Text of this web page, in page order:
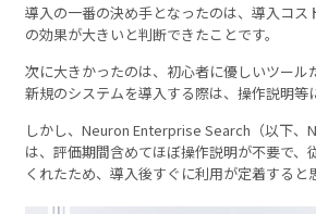
導入の一番の決め手となったのは、導入コス
の効果が大きいと判断できたことです。
次に大きかったのは、初心者に優しいツール
新規のシステムを導入する際は、操作説明等
しかし、Neuron Enterprise Search（以下、
は、評価期間含めてほぼ操作説明が不要で、
くれたため、導入後すぐに利用が定着すると